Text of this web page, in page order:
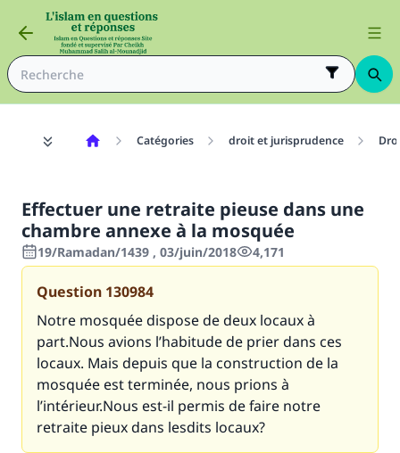
Catégories droit et jurisprudence
Effectuer une retraite pieuse dans une
chambre annexe à la mosquée
19/Ramadan/1439 , 03/juin/2018 4,171
Question 130984
Notre mosquée dispose de deux locaux à
part.Nous avions l’habitude de prier dans ces
locaux. Mais depuis que la construction de la
mosquée est terminée, nous prions à
l’intérieur.Nous est-il permis de faire notre
retraite pieux dans lesdits locaux?